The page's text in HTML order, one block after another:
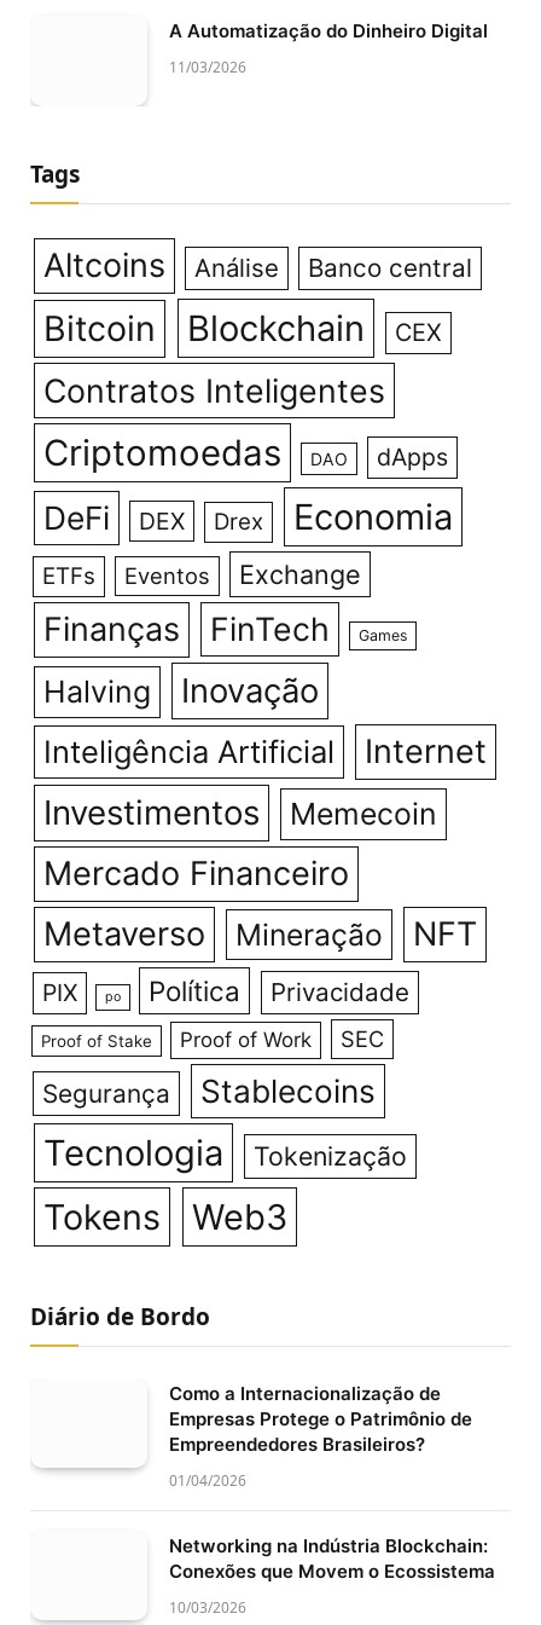
A Automatização do Dinheiro Digital
11/03/2026
Tags
Altcoins Análise Banco central
Bitcoin Blockchain CEX
Contratos Inteligentes
Criptomoedas DAO dApps
DeFi DEX Drex Economia
ETFs Eventos Exchange
Finanças FinTech Games
Halving Inovação
Inteligência Artificial Internet
Investimentos Memecoin
Mercado Financeiro
Metaverso
Mineração NFT
PIX po Política Privacidade
Proof of Stake Proof of Work SEC
Segurança Stablecoins
Tecnologia Tokenização
Tokens Web3
Diário de Bordo
Como a Internacionalização de
Empresas Protege o Patrimônio de
Empreendedores Brasileiros?
01/04/2026
Networking na Indústria Blockchain:
Conexões que Movem o Ecossistema
10/03/2026